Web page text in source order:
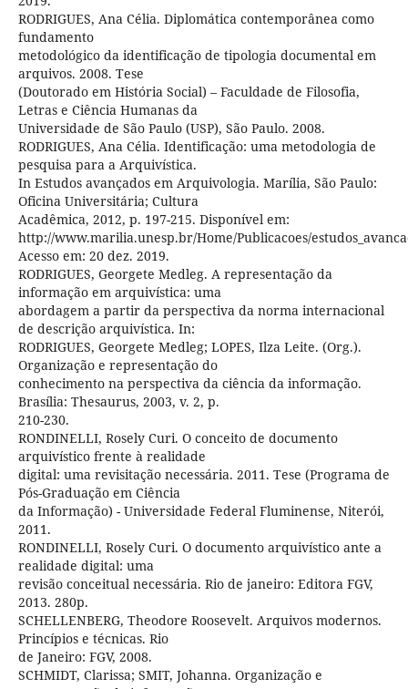
RODRIGUES, Ana Célia. Diplomática contemporânea como
fundamento
metodológico da identificação de tipologia documental em
arquivos. 2008. Tese
(Doutorado em História Social) – Faculdade de Filosofia,
Letras e Ciência Humanas da
Universidade de São Paulo (USP), São Paulo. 2008.
RODRIGUES, Ana Célia. Identificação: uma metodologia de
pesquisa para a Arquivística.
In Estudos avançados em Arquivologia. Marília, São Paulo:
Oficina Universitária; Cultura
Acadêmica, 2012, p. 197-215. Disponível em:
http://www.marilia.unesp.br/Home/Publicacoes/
Acesso em: 20 dez. 2019.
RODRIGUES, Georgete Medleg. A representação da
informação em arquivística: uma
abordagem a partir da perspectiva da norma internacional
de descrição arquivística. In:
RODRIGUES, Georgete Medleg; LOPES, Ilza Leite. (Org.).
Organização e representação do
conhecimento na perspectiva da ciência da informação.
Brasília: Thesaurus, 2003, v. 2, p.
210-230.
RONDINELLI, Rosely Curi. O conceito de documento
arquivístico frente à realidade
digital: uma revisitação necessária. 2011. Tese (Programa de
Pós-Graduação em Ciência
da Informação) - Universidade Federal Fluminense, Niterói,
2011.
RONDINELLI, Rosely Curi. O documento arquivístico ante a
realidade digital: uma
revisão conceitual necessária. Rio de janeiro: Editora FGV,
2013. 280p.
SCHELLENBERG, Theodore Roosevelt. Arquivos modernos.
Princípios e técnicas. Rio
de Janeiro: FGV, 2008.
SCHMIDT, Clarissa; SMIT, Johanna. Organização e